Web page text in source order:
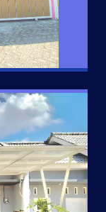
hanya 100